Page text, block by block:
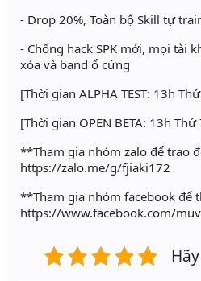
- Drop 20%, Toàn bộ Skill tự
- Chống hack SPK mới, mọi tài
xóa và band ổ cứng
[Thời gian ALPHA TEST: 13h
[Thời gian OPEN BETA: 13h
**Tham gia nhóm zalo để trao
https://zalo.me/g/fjiaki172
**Tham gia nhóm facebook để
https://www.facebook.com/